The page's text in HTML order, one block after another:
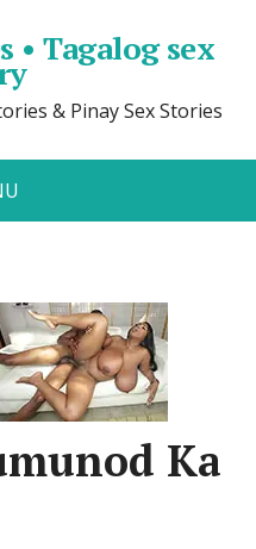
• Tagalog sex
& Pinay Sex Stories
Ka